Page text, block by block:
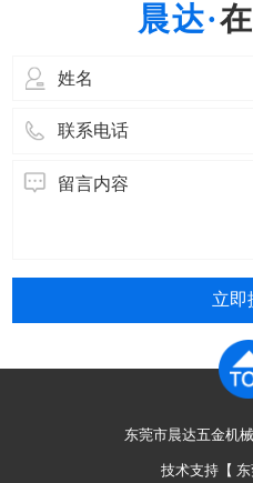
金采用适当的方式进
立即
东莞市晨达五金机
技术支持【